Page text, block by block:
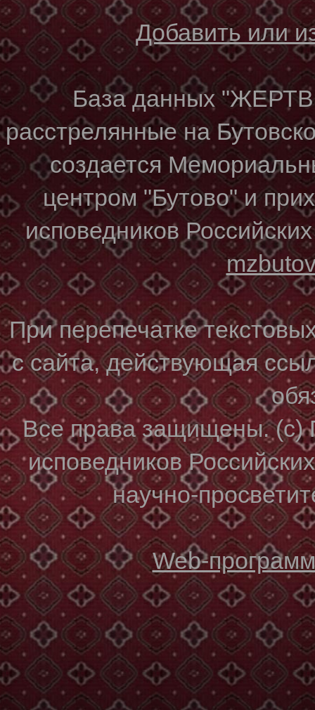
Добавить или
База данных
расстрелянные на
создается
центром "Бутово" и
исповедников
При перепечатке
с сайта, действующая
Все права защищены. (с)
исповедников
научно-
Web-